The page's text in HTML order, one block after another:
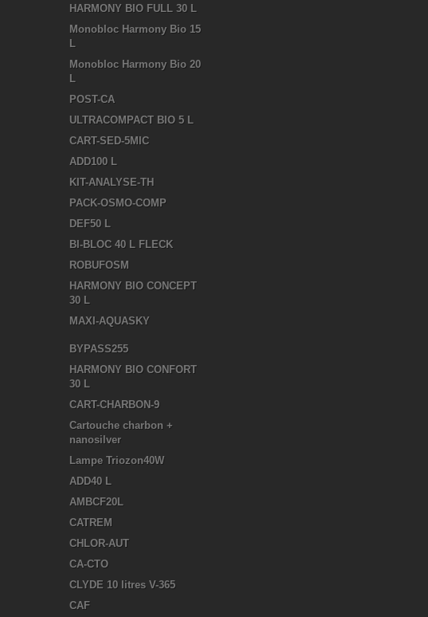
HARMONY BIO FULL 30 L
Monobloc Harmony Bio 15
L
Monobloc Harmony Bio 20
L
POST-CA
ULTRACOMPACT BIO 5 L
CART-SED-5MIC
ADD100 L
KIT-ANALYSE-TH
PACK-OSMO-COMP
DEF50 L
BI-BLOC 40 L FLECK
ROBUFOSM
HARMONY BIO CONCEPT
30 L
MAXI-AQUASKY
BYPASS255
HARMONY BIO CONFORT
30 L
CART-CHARBON-9
Cartouche charbon +
nanosilver
Lampe Triozon40W
ADD40 L
AMBCF20L
CATREM
CHLOR-AUT
CA-CTO
CLYDE 10 litres V-365
CAF